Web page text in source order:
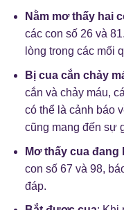
Nằm mơ thấy hai
các con số 26 và
lòng trong các mối
Bị cua cắn chảy
cắn và chảy máu,
có thể là cảnh báo
cũng mang đến sự
Mơ thấy cua đang
con số 67 và 98,
đáp.